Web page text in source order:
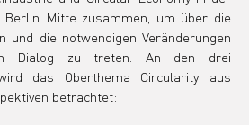
Berlin Mitte zusammen, um über die
und die notwendigen Veränderungen
Dialog zu treten. An den drei
das Oberthema Circularity aus
betrachtet: